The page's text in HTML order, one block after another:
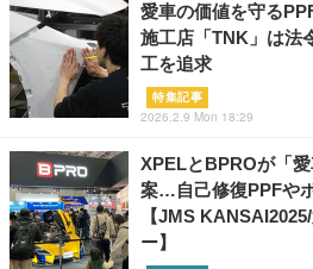
愛車の価値を守る
施工店「TNK」は法
工を追求
特集記事
2026.2.9 Mon 18:29
XPELとBPROが「
案…自己修復PPFや
【JMS
ー】